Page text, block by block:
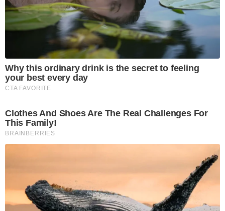
Why this ordinary drink is the secret to feeling
your best every day
CTA FAVORITE
Clothes And Shoes Are The Real Challenges For
This Family!
BRAINBERRIES